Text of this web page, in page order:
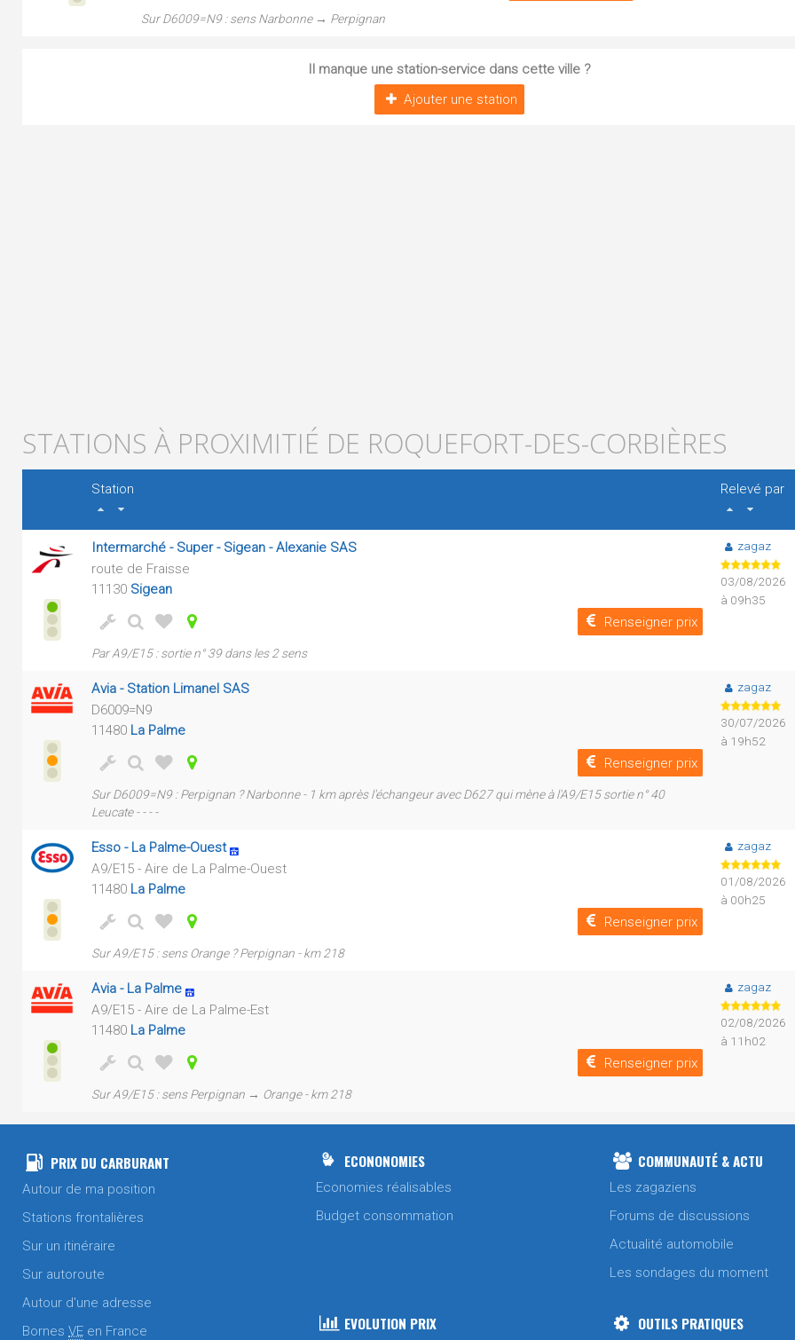
Sur D6009=N9 : sens Narbonne → Perpignan
Il manque une station-service dans cette ville ?
Ajouter une station
STATIONS À PROXIMITIÉ DE ROQUEFORT-DES-CORBIÈRES
Station
Relevé par
Intermarché - Super - Sigean - Alexanie SAS
route de Fraisse
11130 Sigean
Renseigner prix
Par A9/E15 : sortie n° 39 dans les 2 sens
zagaz
03/08/2026
à 09h35
Avia - Station Limanel SAS
D6009=N9
11480 La Palme
Renseigner prix
Sur D6009=N9 : Perpignan ? Narbonne - 1 km après l'échangeur avec D627 qui mène à l'A9/E15 sortie n° 40
Leucate - - - -
zagaz
30/07/2026
à 19h52
Esso - La Palme-Ouest
A9/E15 - Aire de La Palme-Ouest
11480 La Palme
Renseigner prix
Sur A9/E15 : sens Orange ? Perpignan - km 218
zagaz
01/08/2026
à 00h25
Avia - La Palme
A9/E15 - Aire de La Palme-Est
11480 La Palme
Renseigner prix
Sur A9/E15 : sens Perpignan → Orange - km 218
zagaz
02/08/2026
à 11h02
PRIX DU CARBURANT
Autour de ma position
Stations frontalières
Sur un itinéraire
Sur autoroute
Autour d'une adresse
Bornes VE en France
ECONONOMIES
Economies réalisables
Budget consommation
COMMUNAUTÉ & ACTU
Les zagaziens
Forums de discussions
Actualité automobile
Les sondages du moment
EVOLUTION PRIX OUTILS PRATIQUES